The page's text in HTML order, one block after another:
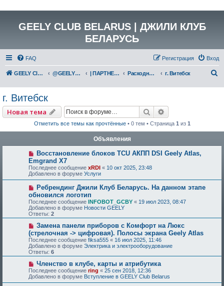
GEELY CLUB BELARUS | ДЖИЛИ КЛУБ
БЕЛАРУСЬ
FAQ Вход
Регистрация
GEELY Club Belarus @GEELYCLUBBY | ПАРТНЕРЫ КЛУБА Расходные материалы г. Витебск
г. Витебск
Новая тема Поиск
Отметить все темы как прочтённые• 0 тем • Страница 1 из 1
Объявления
Восстановление блоков TCU АКПП DSI Geely Atlas,
Emgrand X7
Последнее сообщение xRDI « 10 окт 2025, 23:48
Добавлено в форуме Услуги
Ребрендинг Джили Клуб Беларусь. На данном этапе
обновился логотип
Последнее сообщение INFOBOT_GCBY « 19 июл 2023, 08:47
Добавлено в форуме Новости GEELY
Ответы: 2
Замена панели приборов с Комфорт на Люкс
(стрелочная -> цифровая). Полосы экрана Geely Atlas
Последнее сообщение fiksa555 « 16 июл 2025, 11:46
Добавлено в форуме Электрика и электрооборудование
Ответы: 6
Членство в клубе, карты и атрибутика
Последнее сообщение ring « 25 сен 2018, 12:36
Добавлено в форуме Вступление в GEELY Club Belarus